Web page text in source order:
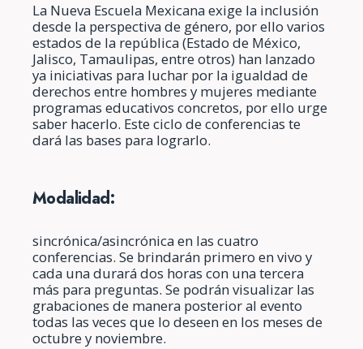
La Nueva Escuela Mexicana exige la inclusión
desde la perspectiva de género, por ello varios
estados de la república (Estado de México,
Jalisco, Tamaulipas, entre otros) han lanzado
ya iniciativas para luchar por la igualdad de
derechos entre hombres y mujeres mediante
programas educativos concretos, por ello urge
saber hacerlo. Este ciclo de conferencias te
dará las bases para lograrlo.
Modalidad:
sincrónica/asincrónica en las cuatro
conferencias. Se brindarán primero en vivo y
cada una durará dos horas con una tercera
más para preguntas. Se podrán visualizar las
grabaciones de manera posterior al evento
todas las veces que lo deseen en los meses de
octubre y noviembre.